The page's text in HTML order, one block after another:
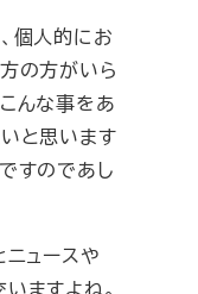
個人的にお
の方がいら
んな事をあ
と思います
すのであし
ュースや